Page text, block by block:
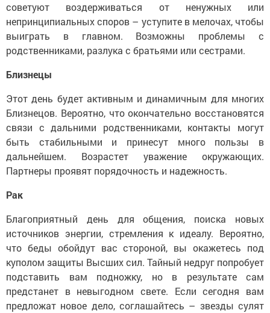
советуют воздерживаться от ненужных или
непринципиальных споров – уступите в мелочах, чтобы
выиграть в главном. Возможны проблемы с
родственниками, разлука с братьями или сестрами.
Близнецы
Этот день будет активным и динамичным для многих
Близнецов. Вероятно, что окончательно восстановятся
связи с дальними родственниками, контакты могут
быть стабильными и принесут много пользы в
дальнейшем. Возрастет уважение окружающих.
Партнеры проявят порядочность и надежность.
Рак
Благоприятный день для общения, поиска новых
источников энергии, стремления к идеалу. Вероятно,
что беды обойдут вас стороной, вы окажетесь под
куполом защиты Высших сил. Тайный недруг попробует
подставить вам подножку, но в результате сам
предстанет в невыгодном свете. Если сегодня вам
предложат новое дело, соглашайтесь – звезды сулят